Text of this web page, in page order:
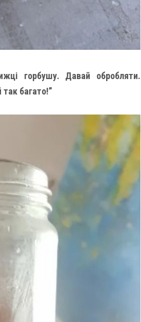
горбушу. Давай обробляти.
багато!”